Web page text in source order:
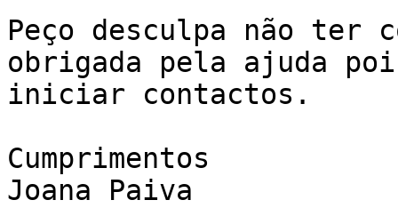
Peço desculpa não ter
obrigada pela ajuda
iniciar contactos.
Cumprimentos
Joana Paiva